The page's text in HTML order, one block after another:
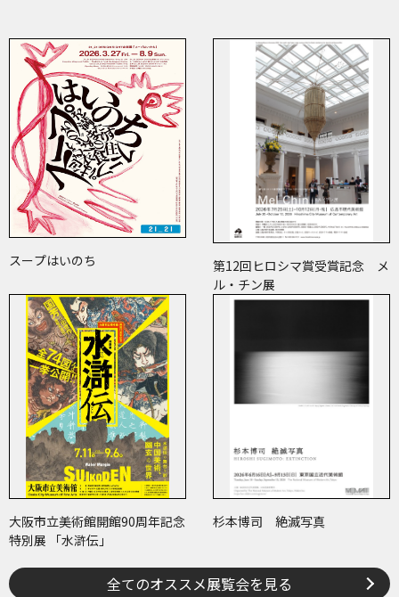
スープはいのち
第12回ヒロシマ賞受賞記念 メ
ル・チン展
大阪市立美術館開館90周年記念
特別展 「水滸伝」
杉本博司 絶滅写真
全てのオススメ展覧会を見る